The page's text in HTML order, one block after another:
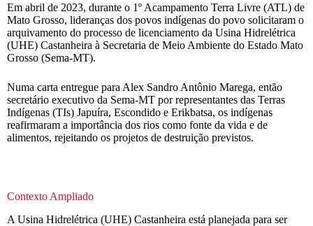
Em abril de 2023, durante o 1º Acampamento Terra Livre (ATL) de
Mato Grosso, lideranças dos povos indígenas do povo solicitaram o
arquivamento do processo de licenciamento da Usina Hidrelétrica
(UHE) Castanheira à Secretaria de Meio Ambiente do Estado Mato
Grosso (Sema-MT).
Numa carta entregue para Alex Sandro Antônio Marega, então
secretário executivo da Sema-MT por representantes das Terras
Indígenas (TIs) Japuíra, Escondido e Erikbatsa, os indígenas
reafirmaram a importância dos rios como fonte da vida e de
alimentos, rejeitando os projetos de destruição previstos.
Contexto Ampliado
A Usina Hidrelétrica (UHE) Castanheira está planejada para ser